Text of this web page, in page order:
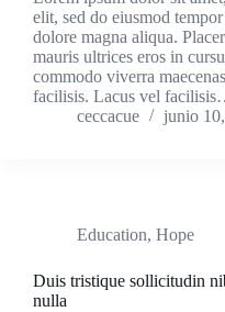
elit, sed do eiusmod
dolore magna aliqua.
mauris ultrices eros in
commodo viverra
facilisis. Lacus vel
ceccacue
junio
Education, Hope
Duis tristique sollicitudin
nulla